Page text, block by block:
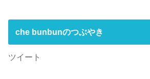
che bunbunのつぶやき
ツイート